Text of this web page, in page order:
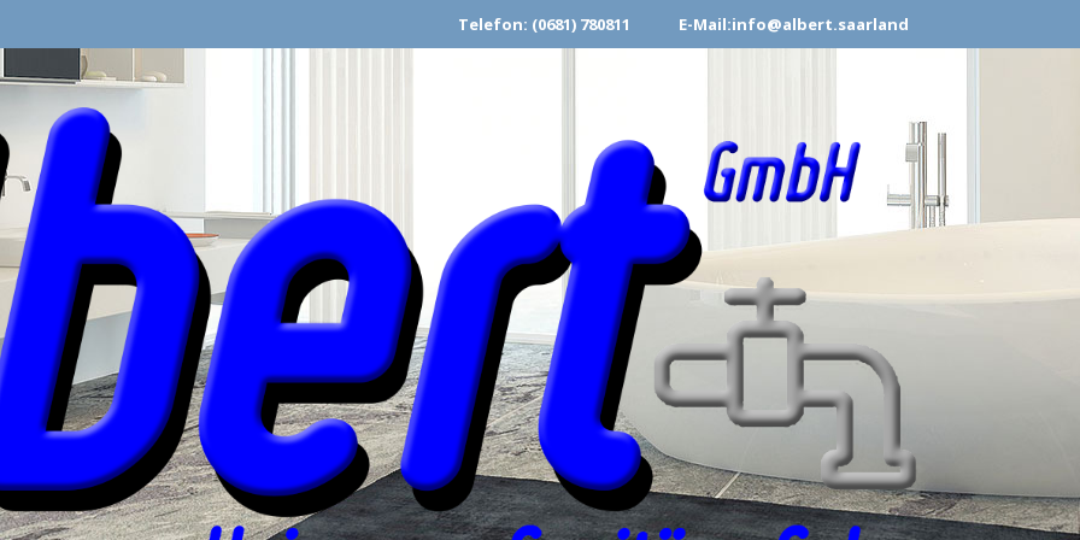
Telefon: (0681) 780811 E-Mail:info@albert.saarland